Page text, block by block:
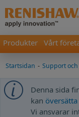
Produkter Vårt
Startsidan - Support
Denna sida
kan
Vi ansvarar